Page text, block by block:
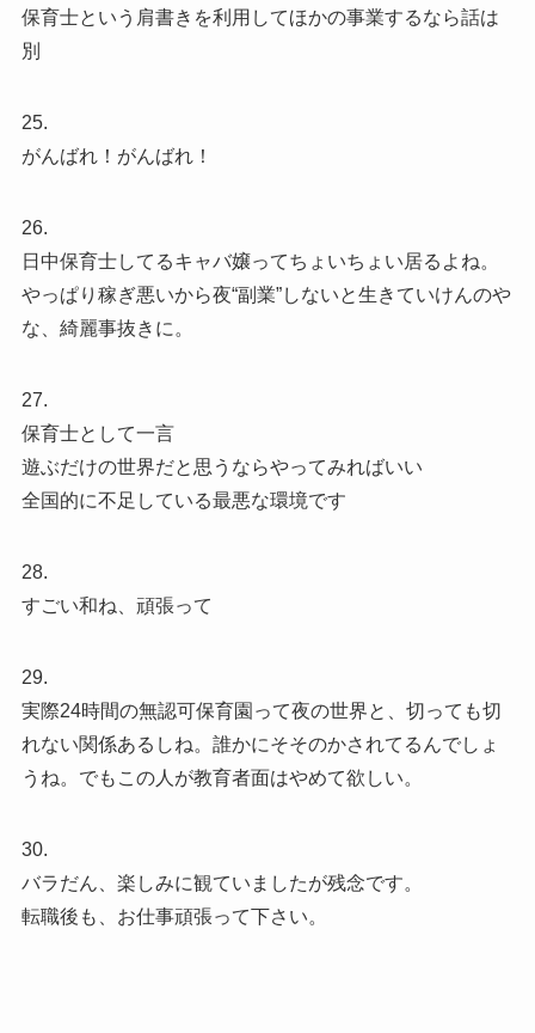
保育士という肩書きを利用してほかの事業するなら話は
別
25.
がんばれ！がんばれ！
26.
日中保育士してるキャバ嬢ってちょいちょい居るよね。
やっぱり稼ぎ悪いから夜“副業”しないと生きていけんのや
な、綺麗事抜きに。
27.
保育士として一言
遊ぶだけの世界だと思うならやってみればいい
全国的に不足している最悪な環境です
28.
すごい和ね、頑張って
29.
実際24時間の無認可保育園って夜の世界と、切っても切
れない関係あるしね。誰かにそそのかされてるんでしょ
うね。でもこの人が教育者面はやめて欲しい。
30.
バラだん、楽しみに観ていましたが残念です。
転職後も、お仕事頑張って下さい。